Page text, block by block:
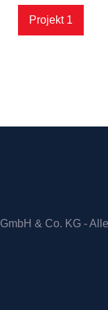
Projekt 1
& Co. KG -